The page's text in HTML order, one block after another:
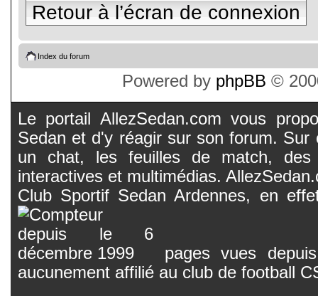
Retour à l’écran de connexion
Index du forum
Powered by phpBB ©
Le portail AllezSedan.com vous
Sedan et d'y réagir sur son forum.
un chat, les feuilles de match, des
interactives et multimédias.
Club Sportif Sedan Ardennes, en
pages vues
aucunement affilié au club de football